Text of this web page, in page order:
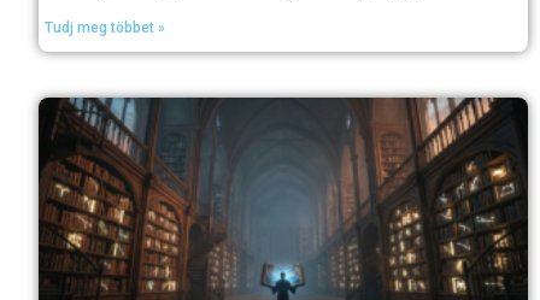
Tudj meg többet »